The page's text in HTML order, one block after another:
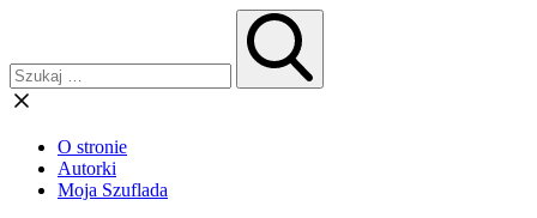
O stronie
Autorki
Moja Szuflada